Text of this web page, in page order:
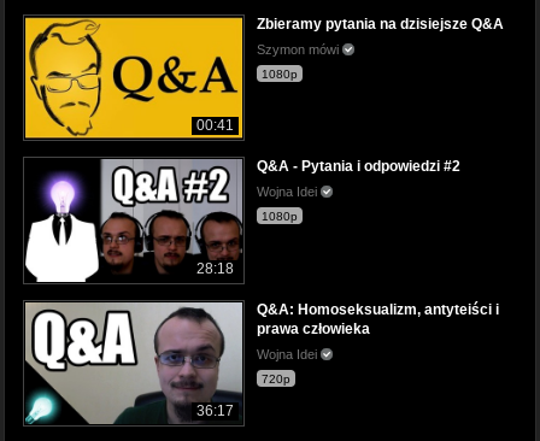
00:41
Zbieramy pytania na dzisiejsze Q&A
Szymon mówi
1080p
28:18
Q&A - Pytania i odpowiedzi #2
Wojna Idei
1080p
36:17
Q&A: Homoseksualizm, antyteiści i
prawa człowieka
Wojna Idei
720p